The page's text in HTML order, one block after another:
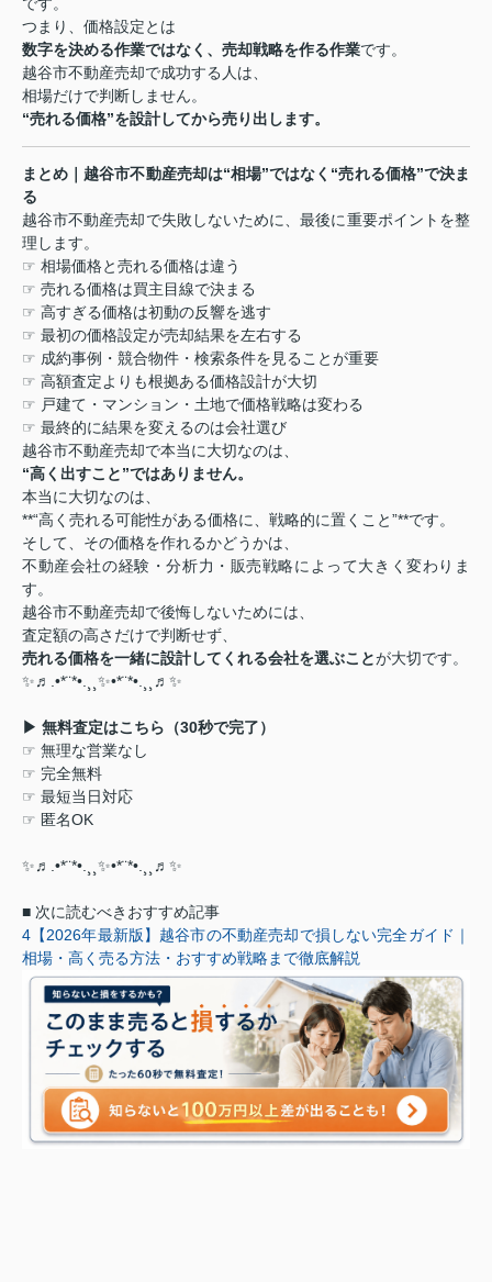
つまり、価格設定とは
数字を決める作業ではなく、売却戦略を作る作業です。
越谷市不動産売却で成功する人は、
相場だけで判断しません。
“売れる価格”を設計してから売り出します。
まとめ｜越谷市不動産売却は“相場”ではなく “売れる価格”で決ま
る
越谷市不動産売却で失敗しないために、最後に重要ポイントを整
理します。
☞ 相場価格と売れる価格は違う
☞ 売れる価格は買主目線で決まる
☞ 高すぎる価格は初動の反響を逃す
☞ 最初の価格設定が売却結果を左右する
☞ 成約事例・競合物件・検索条件を見ることが重要
☞ 高額査定よりも根拠ある価格設計が大切
☞ 戸建て・マンション・土地で価格戦略は変わる
☞ 最終的に結果を変えるのは会社選び
越谷市不動産売却で本当に大切なのは、
“高く出すこと”ではありません。
本当に大切なのは、
**“高く売れる可能性がある価格に、戦略的に置くこと”**です。
そして、その価格を作れるかどうかは、
不動産会社の経験・分析力・販売戦略によって大きく変わりま
す。
越谷市不動産売却で後悔しないためには、
査定額の高さだけで判断せず、
売れる価格を一緒に設計してくれる会社を選ぶことが大切です。
✨♬ .•*¨*•.¸¸ ✨•*¨*• ¸¸♬ ✨
▶ 無料査定はこちら（30秒で完了）
☞ 無理な営業なし
☞ 完全無料
☞ 最短当日対応
☞ 匿名OK
✨♬ .•*¨*•.¸¸ ✨•*¨*• ¸¸♬ ✨
■ 次に読むべきおすすめ記事
4 【2026年最新版】越谷市の不動産売却で損しない完全ガイド｜
相場・高く売る方法・おすすめ戦略まで徹底解説